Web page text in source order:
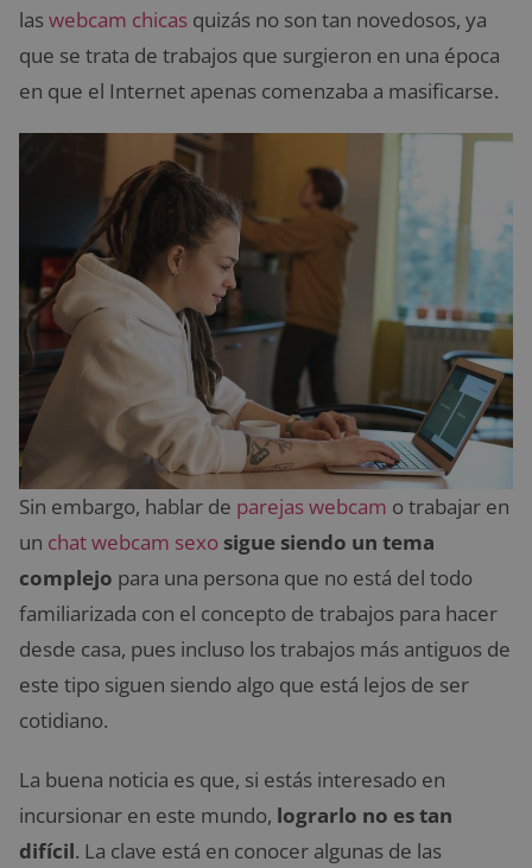
laswebcam chicas quizás no son tan novedosos, ya
que se trata de trabajos que surgieron en una época
en que el Internet apenas comenzaba a masificarse.
Sin embargo, hablar de parejas webcam o trabajar en
un chat webcam sexo sigue siendo un tema
complejo para una persona que no está del todo
familiarizada con el concepto de trabajos para hacer
desde casa, pues incluso los trabajos más antiguos de
este tipo siguen siendo algo que está lejos de ser
cotidiano.
La buena noticia es que, si estás interesado en
incursionar en este mundo, lograrlo no es tan
difícil. La clave está en conocer algunas de las